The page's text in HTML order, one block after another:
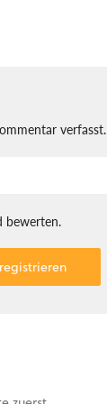
verfasst.
bewerten.